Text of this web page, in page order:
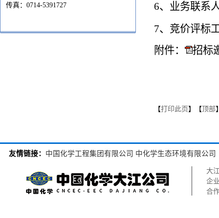
6、 业务联系
7、 竞价评标
附件：
招标
【打印此页 】【 顶部
传真：0714-5391727
友情链接： 中国化学工程集团有限公司 中化学生态环境有限公司
大
企
合